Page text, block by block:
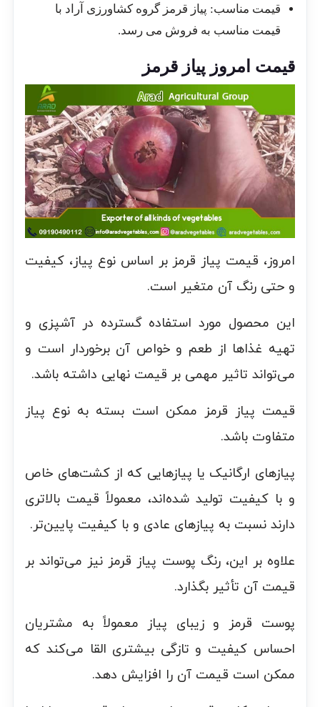
قیمت مناسب: پیاز قرمز گروه کشاورزی آراد با
قیمت مناسب به فروش می رسد.
قیمت امروز پیاز قرمز
امروز، قیمت پیاز قرمز بر اساس نوع پیاز، کیفیت
و حتی رنگ آن متغیر است.
این محصول مورد استفاده گسترده در آشپزی و
تهیه غذاها از طعم و خواص آن برخوردار است و
می‌تواند تاثیر مهمی بر قیمت نهایی داشته باشد.
قیمت پیاز قرمز ممکن است بسته به نوع پیاز
متفاوت باشد.
پیاز‌های ارگانیک یا پیاز‌هایی که از کشت‌های خاص
و با کیفیت تولید شده‌اند، معمولاً قیمت بالاتری
دارند نسبت به پیاز‌های عادی و با کیفیت پایین‌تر.
علاوه بر این، رنگ پوست پیاز قرمز نیز می‌تواند بر
قیمت آن تأثیر بگذارد.
پوست قرمز و زیبای پیاز معمولاً به مشتریان
احساس کیفیت و تازگی بیشتری القا می‌کند که
ممکن است قیمت آن را افزایش دهد.